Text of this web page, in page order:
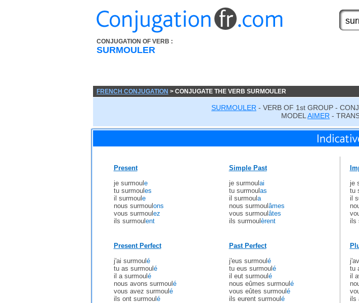
CONJUGATION OF VERB :
SURMOULER
FRENCH CONJUGATION > CONJUGATE THE VERB SURMOULER
SURMOULER - VERB OF 1st GROUP -
MODEL AIMER -
Present
je surmoul e
tu surmoul es
il surmoul e
nous surmoul ons
vous surmoul ez
ils surmoul ent
Simple Past
je surmoul ai
tu surmoul as
il surmoul a
nous surmoul âmes
vous surmoul âtes
ils surmoul èrent
Present Perfect
j'ai surmoul é
tu as surmoul é
il a surmoul é
nous avons surmoul é
vous avez surmoul é
ils ont surmoul é
Past Perfect
j'eus surmoul é
tu eus surmoul é
il eut surmoul é
nous eûmes surmoul é
vous eûtes surmoul é
ils eurent surmoul é
je
tu
il
ils
tu
il
ils